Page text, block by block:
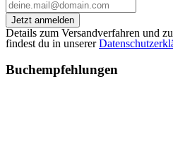
Jetzt anmelden
Details zum Versandverfahren und
findest du in unserer
Buchempfehlungen